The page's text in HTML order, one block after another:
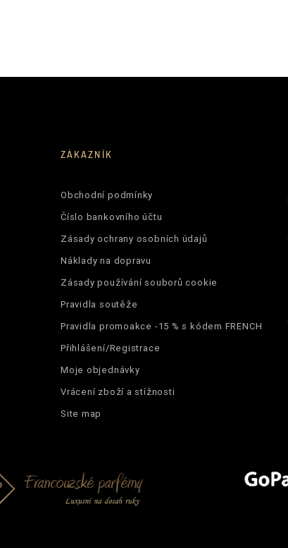
ZÁKAZNÍK
Obchodní podmínky
Číslo bankovního účtu
Zásady ochrany osobních údajů
Náklady na dopravu
Zásady používání souborů cookie
Pravidla soutěže
Pravidla promoakce -15 % s kódem FRENCH
Přihlášení/Registrace
Moje objednávky
Vrácení zboží a stížnosti
Site map